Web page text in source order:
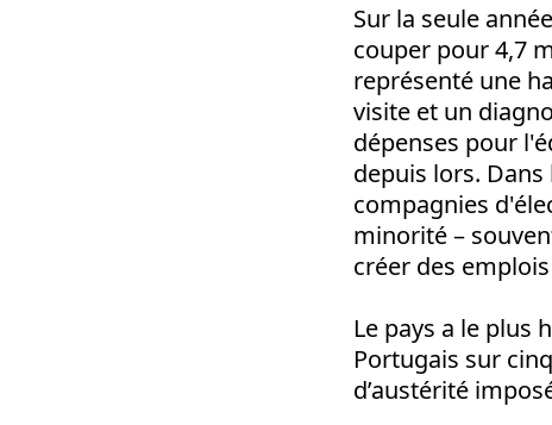
Sur la seule
couper pour 4,7
représenté une
visite et un
dépenses pour
depuis lors.
compagnies
minorité –
créer des
Le pays a le plus
Portugais sur
d’austérité